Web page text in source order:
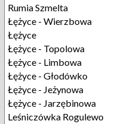
Rumia Szmelta
Łężyce - Wierzbowa
Łężyce
Łężyce - Topolowa
Łężyce - Limbowa
Łężyce - Głodówko
Łężyce - Jeżynowa
Łężyce - Jarzębinowa
Leśniczówka Rogulewo